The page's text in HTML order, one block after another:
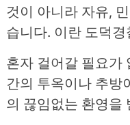
것이 아니라 자유,
습니다. 이란 도덕경
혼자 걸어갈 필요가
간의 투옥이나 추방
의 끊임없는 환영을